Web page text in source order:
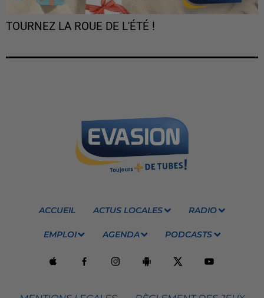
TOURNEZ LA ROUE DE L'ÉTÉ !
ACCUEIL ACTUS LOCALES RADIO
EMPLOI AGENDA PODCASTS